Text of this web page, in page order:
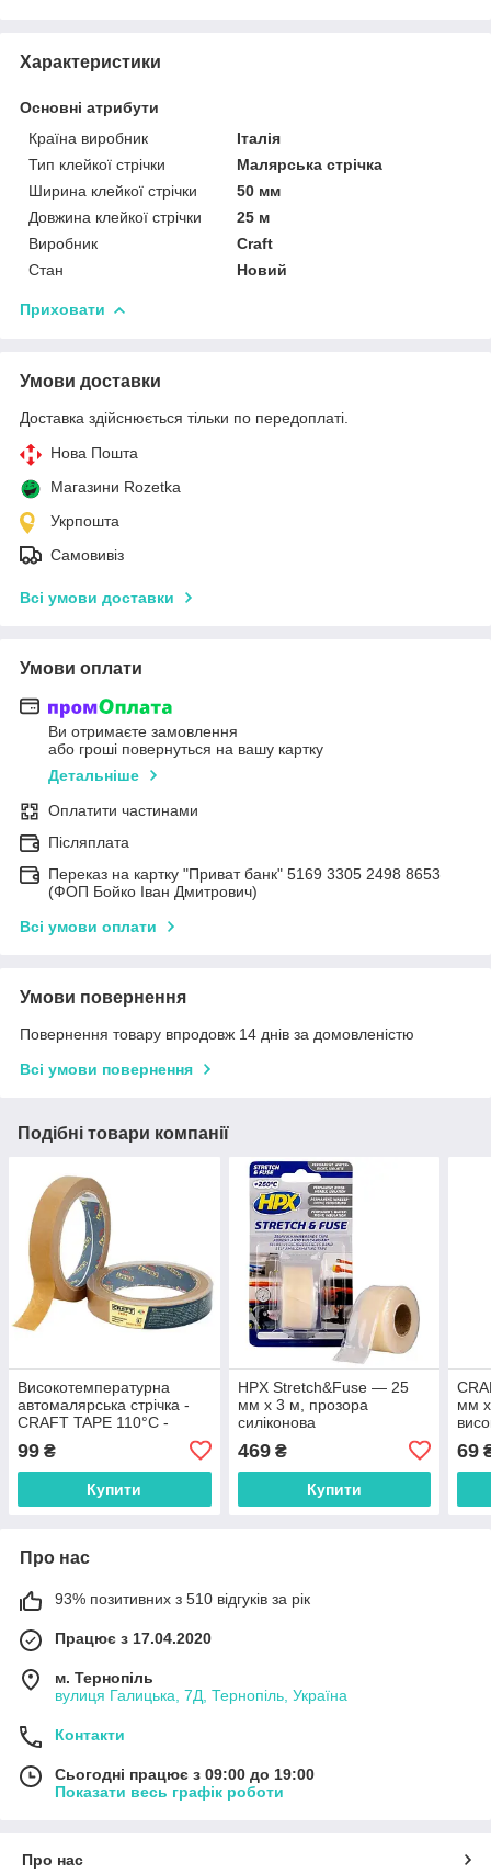
Характеристики
Основні атрибути
Країна виробник
Італія
Тип клейкої стрічки
Малярська стрічка
Ширина клейкої стрічки
50 мм
Довжина клейкої стрічки
25 м
Виробник
Craft
Стан
Новий
Приховати
Умови доставки
Доставка здійснюється тільки по передоплаті.
Нова Пошта
Магазини Rozetka
Укрпошта
Самовивіз
Всі умови доставки
Умови оплати
Ви отримаєте замовлення
або гроші повернуться на вашу картку
Детальніше
Оплатити частинами
Післяплата
Переказ на картку "Приват банк" 5169 3305 2498 8653
(ФОП Бойко Іван Дмитрович)
Всі умови оплати
Умови повернення
Повернення товару впродовж 14 днів за домовленістю
Всі умови повернення
Подібні товари компанії
Високотемпературна
автомалярська стрічка -
CRAFT TAPE 110°С -
99 ₴
Купити
HPX Stretch&Fuse — 25
мм х 3 м, прозора
силіконова
для ремонту труб і
електроізоляції
469₴
Купити
мм
69
Про нас
93% позитивних з 510 відгуків за рік
Працює з 17.04.2020
м. Тернопіль
вулиця Галицька, 7Д, Тернопіль, Україна
Контакти
Сьогодні працює з 09:00 до 19:00
Показати весь графік роботи
Про нас